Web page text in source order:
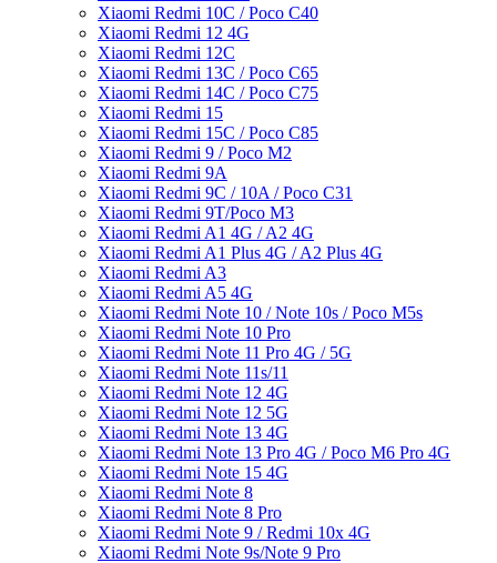
Xiaomi Redmi 10C / Poco C40
Xiaomi Redmi 12 4G
Xiaomi Redmi 12C
Xiaomi Redmi 13C / Poco C65
Xiaomi Redmi 14C / Poco C75
Xiaomi Redmi 15
Xiaomi Redmi 15C / Poco C85
Xiaomi Redmi 9 / Poco M2
Xiaomi Redmi 9A
Xiaomi Redmi 9C / 10A / Poco C31
Xiaomi Redmi 9T/Poco M3
Xiaomi Redmi A1 4G / A2 4G
Xiaomi Redmi A1 Plus 4G / A2 Plus 4G
Xiaomi Redmi A3
Xiaomi Redmi A5 4G
Xiaomi Redmi Note 10 / Note 10s / Poco M5s
Xiaomi Redmi Note 10 Pro
Xiaomi Redmi Note 11 Pro 4G / 5G
Xiaomi Redmi Note 11s/11
Xiaomi Redmi Note 12 4G
Xiaomi Redmi Note 12 5G
Xiaomi Redmi Note 13 4G
Xiaomi Redmi Note 13 Pro 4G / Poco M6 Pro 4G
Xiaomi Redmi Note 15 4G
Xiaomi Redmi Note 8
Xiaomi Redmi Note 8 Pro
Xiaomi Redmi Note 9 / Redmi 10x 4G
Xiaomi Redmi Note 9s/Note 9 Pro